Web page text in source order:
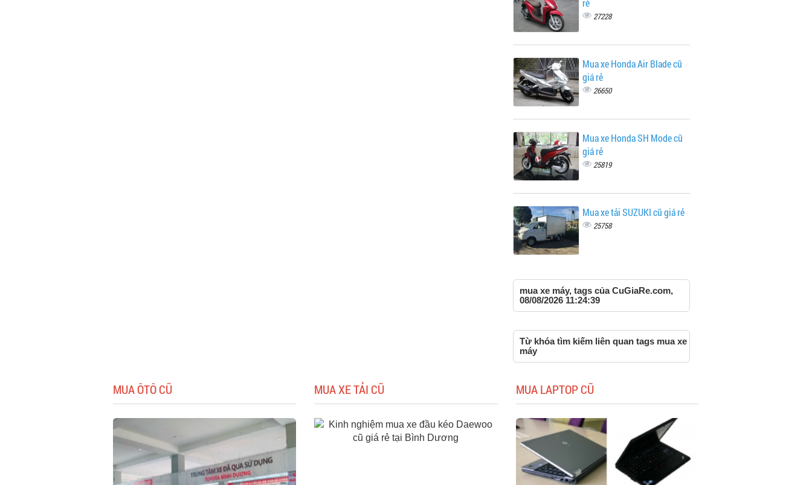
rẻ
27228
Mua xe Honda Air Blade cũ
giá rẻ
26650
Mua xe Honda SH Mode cũ
giá rẻ
25819
Mua xe tải SUZUKI cũ giá rẻ
25758
mua xe máy, tags của CuGiaRe.com,
08/08/2026 11:24:39
Từ khóa tìm kiếm liên quan tags mua xe
máy
MUA ÔTÔ CŨ MUA XE TẢI CŨ MUA LAPTOP CŨ